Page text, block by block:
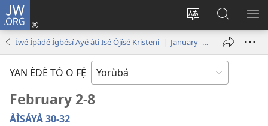
JW.ORG
Yí
ìkànnì
pa
Wọlé
(opens
window)
Wa
JW.ORG
Ìwé Ìpàdé Ìgbésí Ayé àti Iṣẹ́ Òjíṣẹ́ Kristẹni | January–February 2026
YAN ÈDÈ TÓ O FẸ́
February 2-8
ÀÌSÁYÀ 30-32